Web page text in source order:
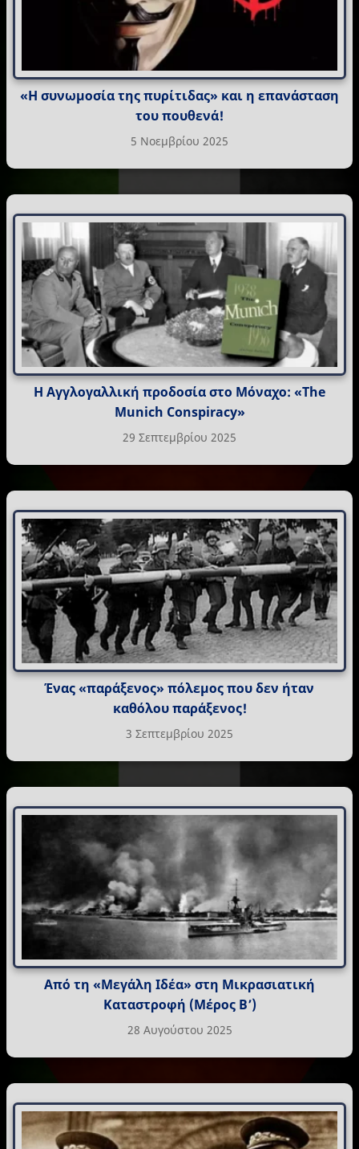
«Η συνωμοσία της πυρίτιδας» και η επανάσταση
του πουθενά!
5 Νοεμβρίου 2025
Η Αγγλογαλλική προδοσία στο Μόναχο: «The
Munich Conspiracy»
29 Σεπτεμβρίου 2025
Ένας «παράξενος» πόλεμος που δεν ήταν
καθόλου παράξενος!
3 Σεπτεμβρίου 2025
Από τη «Μεγάλη Ιδέα» στη Μικρασιατική
Καταστροφή (Μέρος Β’)
28 Αυγούστου 2025